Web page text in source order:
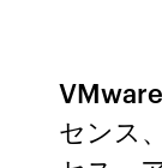
センス